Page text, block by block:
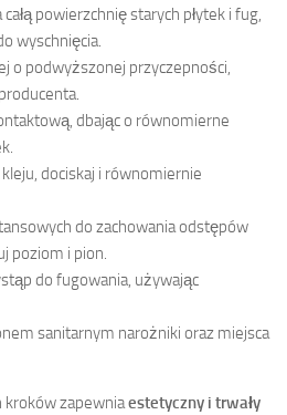
powierzchnię starych płytek i fug,
wyschnięcia.
o podwyższonej przyczepności,
dbając o równomierne
dociskaj i równomiernie
do zachowania odstępów
poziom i pion.
do fugowania, używając
sanitarnym narożniki oraz miejsca
kroków zapewniaestetyczny i trwały